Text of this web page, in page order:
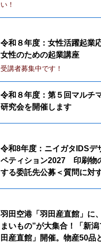
い！
令和８年度：女性活躍起業
女性のための起業講座
受講者募集中です！
令和８年度：第５回マルチ
研究会を開催します
令和8年度：ニイガタIDSデ
ペティション2027 印刷物
する委託先公募＜質問に対
羽田空港「羽田産直館」に
まいもの”が大集合！「新
田産直館」開催。物産50品